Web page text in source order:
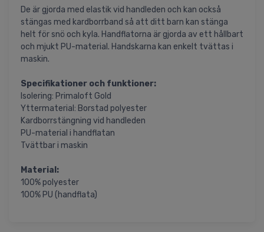
De är gjorda med elastik vid handleden och kan också
stängas med kardborrband så att ditt barn kan stänga
helt för snö och kyla. Handflatorna är gjorda av ett hållbart
och mjukt PU-material. Handskarna kan enkelt tvättas i
maskin.
Specifikationer och funktioner:
Isolering: Primaloft Gold
Yttermaterial: Borstad polyester
Kardborrstängning vid handleden
PU-material i handflatan
Tvättbar i maskin
Material:
100% polyester
100% PU (handflata)